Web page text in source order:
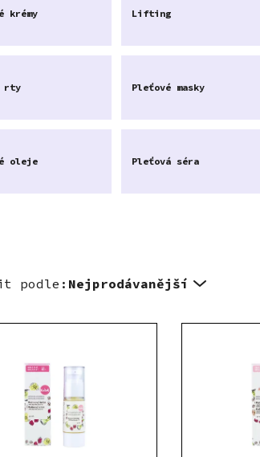
krémy Lifting
rty Pleťové masky
oleje Pleťová séra
podle: Nejprodávanější